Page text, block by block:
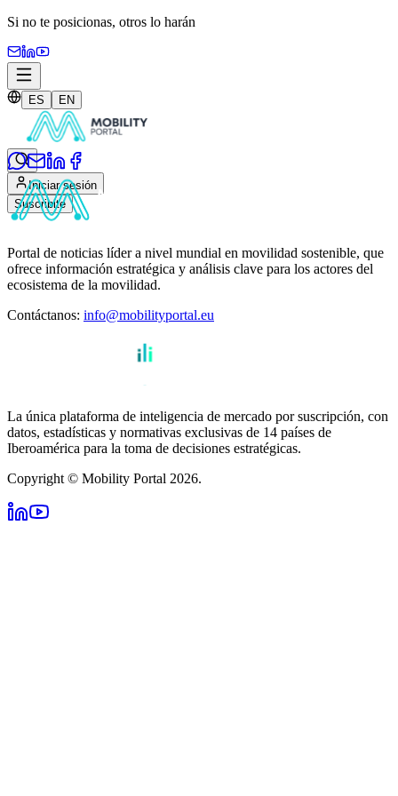
Si no te posicionas, otros lo harán
ES EN
Iniciar sesión
Suscribite
Portal de noticias líder a nivel mundial en movilidad sostenible, que
ofrece información estratégica y análisis clave para los actores del
ecosistema de la movilidad.
Contáctanos: info@mobilityportal.eu
La única plataforma de inteligencia de mercado por suscripción, con
datos, estadísticas y normativas exclusivas de 14 países de
Iberoamérica para la toma de decisiones estratégicas.
Copyright © Mobility Portal 2026.